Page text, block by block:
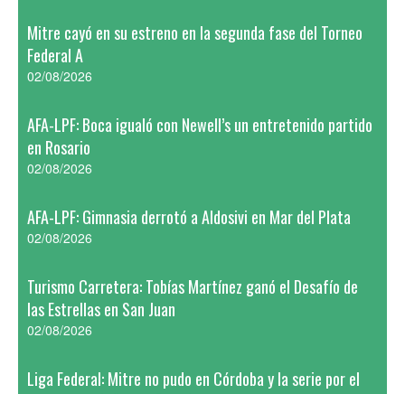
Mitre cayó en su estreno en la segunda fase del Torneo
Federal A
02/08/2026
AFA-LPF: Boca igualó con Newell’s un entretenido partido
en Rosario
02/08/2026
AFA-LPF: Gimnasia derrotó a Aldosivi en Mar del Plata
02/08/2026
Turismo Carretera: Tobías Martínez ganó el Desafío de
las Estrellas en San Juan
02/08/2026
Liga Federal: Mitre no pudo en Córdoba y la serie por el